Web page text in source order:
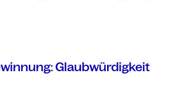
Glaubwürdigkeit